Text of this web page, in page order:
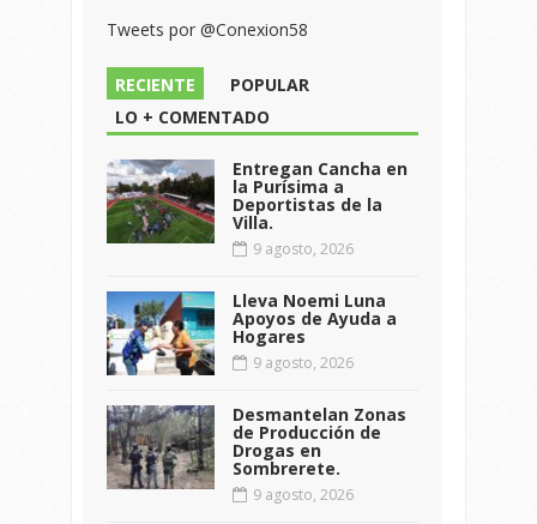
Tweets por @Conexion58
RECIENTE
POPULAR
LO + COMENTADO
Entregan Cancha en
la Purísima a
Deportistas de la
Villa.
9 agosto, 2026
Lleva Noemi Luna
Apoyos de Ayuda a
Hogares
9 agosto, 2026
Desmantelan Zonas
de Producción de
Drogas en
Sombrerete.
9 agosto, 2026